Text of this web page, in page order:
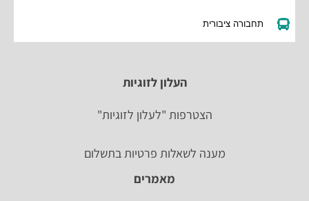
תחבורה ציבורית
העלון לזוגיות
הצטרפות "לעלון לזוגיות"
מענה לשאלות פרטיות בתשלום
מאמרים